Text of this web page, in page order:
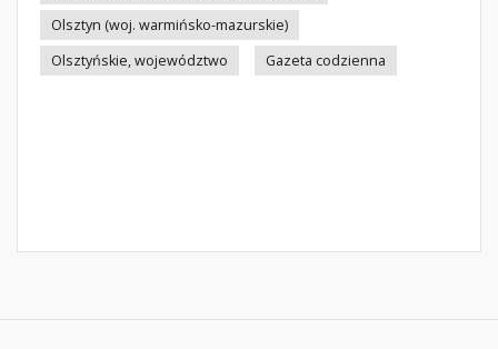
Olsztyn (woj. warmińsko-mazurskie)
Olsztyńskie, województwo
Gazeta codzienna